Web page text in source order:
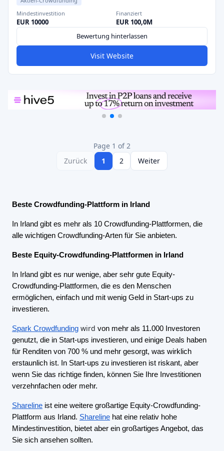
Mindestinvestition
EUR 10000
Finanziert
EUR 100,0M
Bewertung hinterlassen
Visit Website
Page 1 of 2
Zurück
1 2 Weiter
Beste Crowdfunding-Plattform in Irland
In Irland gibt es mehr als 10 Crowdfunding-Plattformen, die
alle wichtigen Crowdfunding-Arten für Sie anbieten.
Beste Equity-Crowdfunding-Plattformen in Irland
In Irland gibt es nur wenige, aber sehr gute Equity-
Crowdfunding-Plattformen, die es den Menschen
ermöglichen, einfach und mit wenig Geld in Start-ups zu
investieren.
Spark Crowdfunding wird von mehr als 11.000 Investoren
genutzt, die in Start-ups investieren, und einige Deals haben
für Renditen von 700 % und mehr gesorgt, was wirklich
erstaunlich ist. In Start-ups zu investieren ist riskant, aber
wenn Sie das richtige finden, können Sie Ihre Investitionen
verzehnfachen oder mehr.
Shareline ist eine weitere großartige Equity-Crowdfunding-
Plattform aus Irland. Shareline hat eine relativ hohe
Mindestinvestition, bietet aber ein großartiges Angebot, das
Sie sich ansehen sollten.